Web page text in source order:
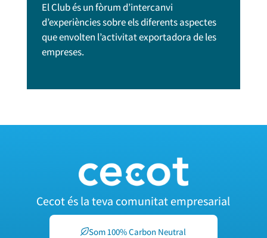
El Club és un fòrum d’intercanvi
d’experiències sobre els diferents aspectes
que envolten l’activitat exportadora de les
empreses.
Cecot és la teva comunitat empresarial
Som 100% Carbon Neutral